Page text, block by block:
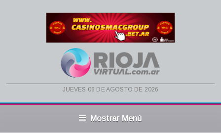
jueves 06 de agosto de 2026
Mostrar Menú